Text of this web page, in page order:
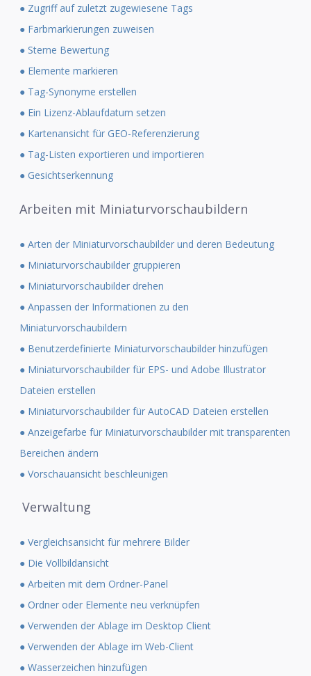
● Zugriff auf zuletzt zugewiesene Tags
● Farbmarkierungen zuweisen
● Sterne Bewertung
● Elemente markieren
● Tag-Synonyme erstellen
● Ein Lizenz-Ablaufdatum setzen
● Kartenansicht für GEO-Referenzierung
● Tag-Listen exportieren und importieren
● Gesichtserkennung
Arbeiten mit Miniaturvorschaubildern
● Arten der Miniaturvorschaubilder und deren Bedeutung
● Miniaturvorschaubilder gruppieren
● Miniaturvorschaubilder drehen
● Anpassen der Informationen zu den
Miniaturvorschaubildern
● Benutzerdefinierte Miniaturvorschaubilder hinzufügen
● Miniaturvorschaubilder für EPS- und Adobe Illustrator
Dateien erstellen
● Miniaturvorschaubilder für AutoCAD Dateien erstellen
● Anzeigefarbe für Miniaturvorschaubilder mit transparenten
Bereichen ändern
● Vorschauansicht beschleunigen
Verwaltung
● Vergleichsansicht für mehrere Bilder
● Die Vollbildansicht
● Arbeiten mit dem Ordner-Panel
● Ordner oder Elemente neu verknüpfen
● Verwenden der Ablage im Desktop Client
● Verwenden der Ablage im Web-Client
● Wasserzeichen hinzufügen